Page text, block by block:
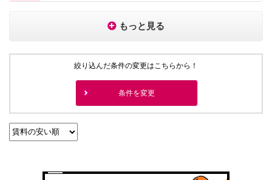
もっと見る
絞り込んだ条件の変更はこちらから！
条件を変更